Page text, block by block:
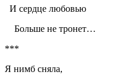
И сердце любовью
Больше не тронет…
***
Я нимб сняла,